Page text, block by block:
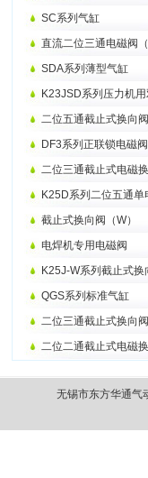
SC系列气缸
直流二位三通电磁阀（
SDA系列薄型气缸
K23JSD系列压力机用
二位五通截止式换向阀
DF3系列正联锁电磁
二位三通截止式电磁
K25D系列二位五通单
截止式换向阀（W）
电焊机专用电磁阀
K25J-W系列截止式换
QGS系列标准气缸
二位三通截止式换向阀
二位二通截止式电磁
无锡市东方华通气